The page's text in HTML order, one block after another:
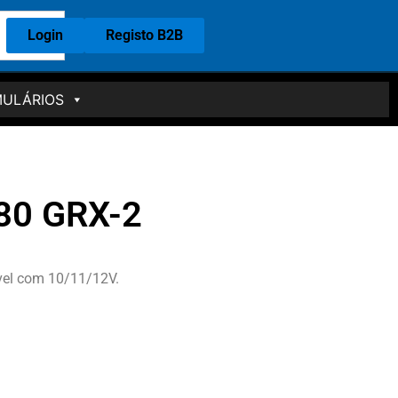
Login Registo B2B
GRX-2
com 10/11/12V.